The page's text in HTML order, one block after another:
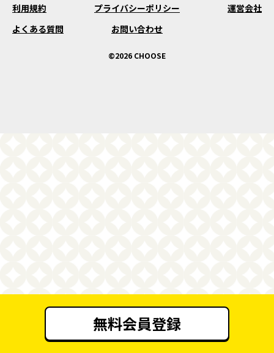
利用規約 プライバシーポリシー
運営会社
よくある質問
お問い合わせ
©2026 CHOOSE
無料会員登録